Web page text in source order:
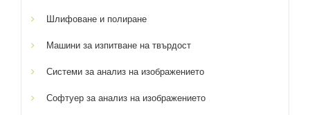
Шлифоване и полиране
Машини за изпитване на твърдост
Системи за анализ на изображението
Софтуер за анализ на изображението